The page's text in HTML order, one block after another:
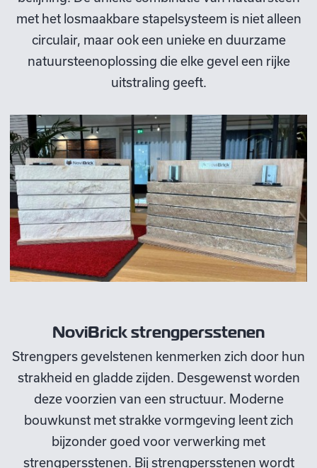
met het losmaakbare stapelsysteem is niet alleen
circulair, maar ook een unieke en duurzame
natuursteenoplossing die elke gevel een rijke
uitstraling geeft.
NoviBrick strengpersstenen
Strengpers gevelstenen kenmerken zich door hun
strakheid en gladde zijden. Desgewenst worden
deze voorzien van een structuur. Moderne
bouwkunst met strakke vormgeving leent zich
bijzonder goed voor verwerking met
strengpersstenen. Bij strengpersstenen wordt